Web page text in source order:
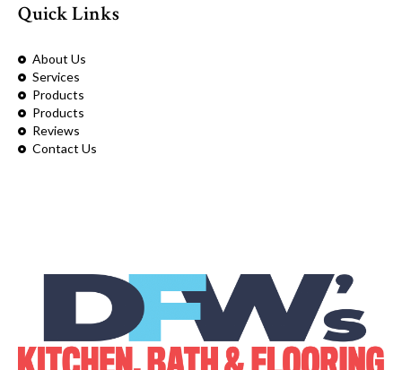
Quick Links
About Us
Services
Products
Products
Reviews
Contact Us